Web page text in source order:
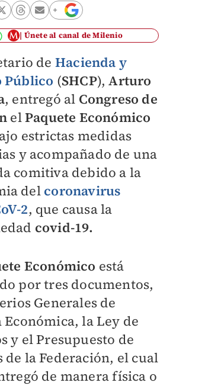
Únete al canal de Milenio
de Hacienda y
Público (SHCP),Arturo
, entregó al Congreso de
elPaquete Económico
estrictas medidas
y acompañado de una
comitiva debido a la
delcoronavirus
2, que causa la
covid-19.
Económico está
por tres documentos,
Generales de
la Ley de
y el Presupuesto de
de la Federación, el cual
de manera física o